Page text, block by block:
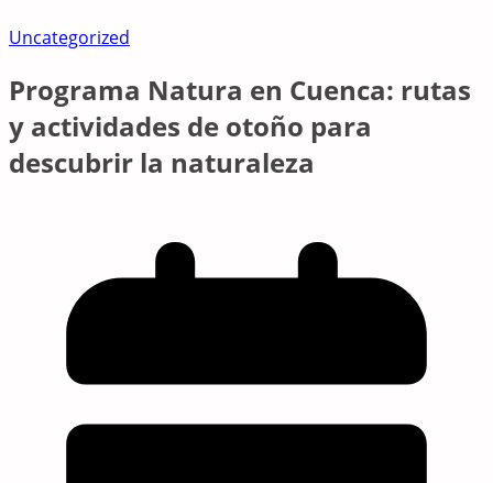
Uncategorized
Programa Natura en Cuenca: rutas
y actividades de otoño para
descubrir la naturaleza